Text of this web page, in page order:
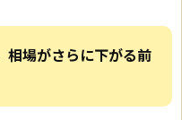
相場がさらに下がる前